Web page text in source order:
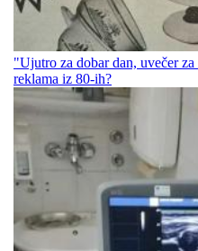
"Ujutro za dobar dan, uvečer
reklama iz 80-ih?